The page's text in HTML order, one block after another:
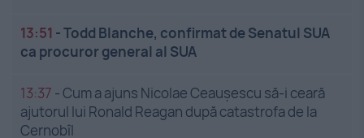
13:51 -Todd Blanche, confirmat de Senatul SUA
ca procuror general al SUA
13:37 -Cum a ajuns Nicolae Ceaușescu să-i ceară
ajutorul lui Ronald Reagan după catastrofa de la
Cernobîl